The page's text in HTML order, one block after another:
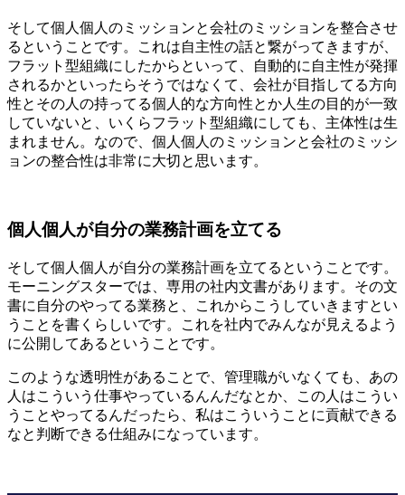
そして個人個人のミッションと会社のミッションを整合させ
るということです。これは自主性の話と繋がってきますが、
フラット型組織にしたからといって、自動的に自主性が発揮
されるかといったらそうではなくて、会社が目指してる方向
性とその人の持ってる個人的な方向性とか人生の目的が一致
していないと、いくらフラット型組織にしても、主体性は生
まれません。なので、個人個人のミッションと会社のミッシ
ョンの整合性は非常に大切と思います。
個人個人が自分の業務計画を立てる
そして個人個人が自分の業務計画を立てるということです。
モーニングスターでは、専用の社内文書があります。その文
書に自分のやってる業務と、これからこうしていきますとい
うことを書くらしいです。これを社内でみんなが見えるよう
に公開してあるということです。
このような透明性があることで、管理職がいなくても、あの
人はこういう仕事やっているんんだなとか、この人はこうい
うことやってるんだったら、私はこういうことに貢献できる
なと判断できる仕組みになっています。